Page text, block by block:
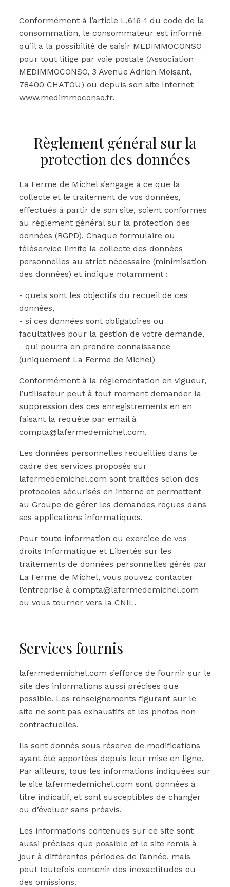
Conformément à l’article L.616-1 du code de la
consommation, le consommateur est informé
qu’il a la possibilité de saisir MEDIMMOCONSO
pour tout litige par voie postale (Association
MEDIMMOCONSO, 3 Avenue Adrien Moisant,
78400 CHATOU) ou depuis son site Internet
www.medimmoconso.fr.
Règlement général sur la
protection des données
La Ferme de Michel s’engage à ce que la
collecte et le traitement de vos données,
effectués à partir de son site, soient conformes
au règlement général sur la protection des
données (RGPD). Chaque formulaire ou
téléservice limite la collecte des données
personnelles au strict nécessaire (minimisation
des données) et indique notamment :
- quels sont les objectifs du recueil de ces
données,
- si ces données sont obligatoires ou
facultatives pour la gestion de votre demande,
- qui pourra en prendre connaissance
(uniquement La Ferme de Michel)
Conformément à la réglementation en vigueur,
l’utilisateur peut à tout moment demander la
suppression des ces enregistrements en en
faisant la requête par email à
compta@lafermedemichel.com.
Les données personnelles recueillies dans le
cadre des services proposés sur
lafermedemichel.com sont traitées selon des
protocoles sécurisés en interne et permettent
au Groupe de gérer les demandes reçues dans
ses applications informatiques.
Pour toute information ou exercice de vos
droits Informatique et Libertés sur les
traitements de données personnelles gérés par
La Ferme de Michel, vous pouvez contacter
l’entreprise à compta@lafermedemichel.com
ou vous tourner vers la CNIL.
Services fournis
lafermedemichel.com s’efforce de fournir sur le
site des informations aussi précises que
possible. Les renseignements figurant sur le
site ne sont pas exhaustifs et les photos non
contractuelles.
Ils sont donnés sous réserve de modifications
ayant été apportées depuis leur mise en ligne.
Par ailleurs, tous les informations indiquées sur
le site lafermedemichel.com sont données à
titre indicatif, et sont susceptibles de changer
ou d’évoluer sans préavis.
Les informations contenues sur ce site sont
aussi précises que possible et le site remis à
jour à différentes périodes de l’année, mais
peut toutefois contenir des inexactitudes ou
des omissions.